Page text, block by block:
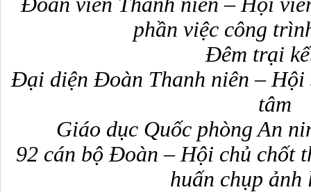
phần việc công
Đêm trại
Đại diện Đoàn Thanh niên –
tâm
Giáo dục Quốc phòng An
92 cán bộ Đoàn – Hội chủ chốt
huấn chụp ảnh